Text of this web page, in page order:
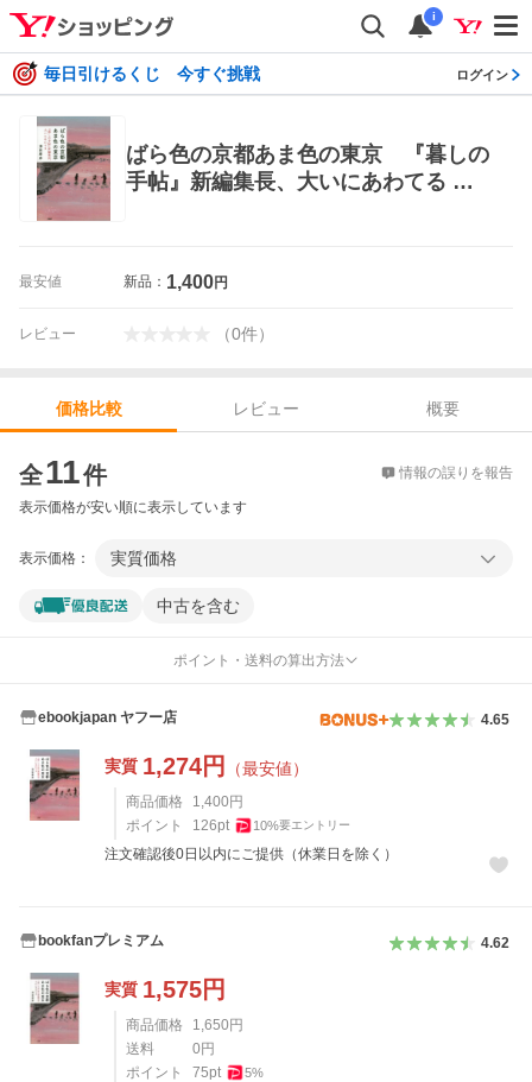
i
毎日引けるくじ 今すぐ挑戦 ログイン
ばら色の京都あま色の東京 『暮しの
手帖』新編集長、大いにあわてる 澤
最安値 新品： 1,400円
レビュー （0件）
価格比較 レビュー
概要
全11件 情報の誤りを報告
表示価格が安い順に表示しています
表示価格： 実質価格
中古を含む
ポイント・送料の算出方法
ebookjapan ヤフー店 4.65
実質 1,274円 （最安値）
商品価格 1,400 円
ポイント
126pt 10%要エントリー
注文確認後0日以内にご提供（休業日を除く）
bookfanプレミアム 4.62
実質 1,575円
商品価格 1,650 円
送料
0 円
ポイント
75pt 5%